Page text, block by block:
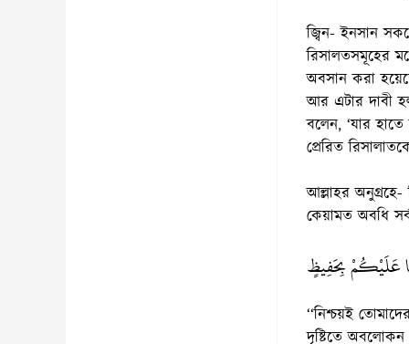
জ্বিন- ইনসান
রিসালতসমূহের
অবসান করা
আর এটার দাবী
বলেন, ‘যার
প্রেরিত
আল্লাহর অনুগ্রহে-
কেয়ামত অবধি
عَلَيْكُمْ بِحَفِيظٍ
‘‘নিশ্চয়ই
দৃষ্টিতে